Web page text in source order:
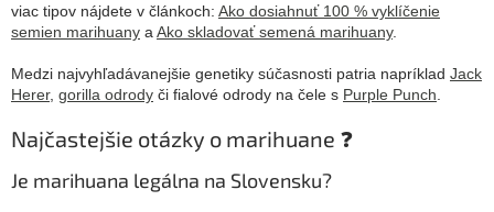
viac tipov nájdete v článkoch: Ako dosiahnuť 100 % vyklíčenie
semien marihuany a Ako skladovať semená marihuany.
Medzi najvyhľadávanejšie genetiky súčasnosti patria napríklad Jack
Herer, gorilla odrody či fialové odrody na čele s Purple Punch
Najčastejšie otázky o marihuane ❓
Je marihuana legálna na Slovensku?